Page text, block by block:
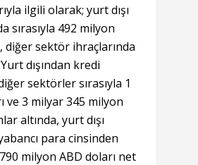
ilgili olarak; yurt dışı
492 milyon
diğer sektör ihraçlarında
dışından kredi
sektörler sırasıyla 1
ve 3 milyar 345 milyon
altında, yurt dışı
para cinsinden
milyon ABD doları net